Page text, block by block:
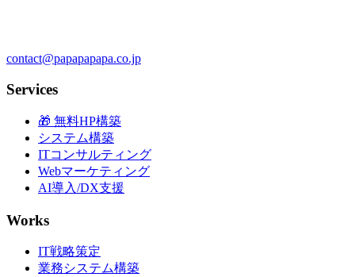
contact@papapapapa.co.jp
Services
🎁 無料HP構築
システム構築
ITコンサルティング
Webマーケティング
AI導入/DX支援
Works
IT戦略策定
業務システム構築